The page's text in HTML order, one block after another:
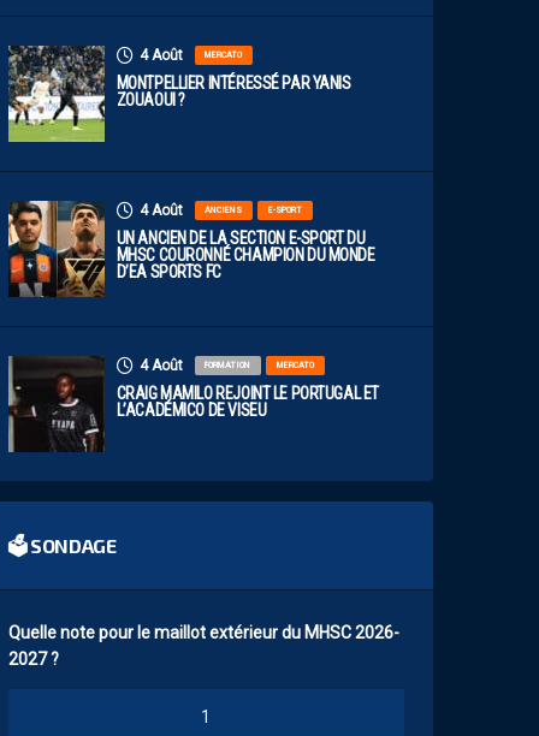
4 Août MERCATO
MONTPELLIER INTÉRESSÉ PAR YANIS
ZOUAOUI ?
4 Août ANCIENS E-SPORT
UN ANCIEN DE LA SECTION E-SPORT DU
MHSC COURONNÉ CHAMPION DU MONDE
D’EA SPORTS FC
4 Août FORMATION MERCATO
CRAIG MAMILO REJOINT LE PORTUGAL ET
L’ACADÉMICO DE VISEU
🗳 SONDAGE
Quelle note pour le maillot extérieur du MHSC 2026-
2027 ?
1